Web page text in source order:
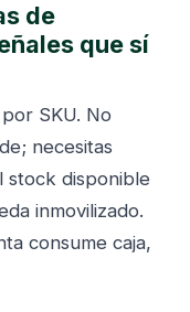
de
que sí
SKU. No
necesitas
stock disponible
inmovilizado.
consume caja,